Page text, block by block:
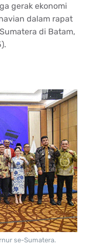
gerak ekonomi
dalam rapat
di Batam,
se-Sumatera.